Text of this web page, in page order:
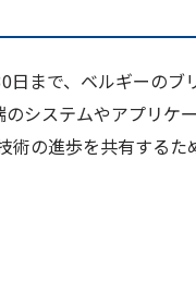
まで、ベルギーのブ
システムやアプリケ
術の進歩を共有するた